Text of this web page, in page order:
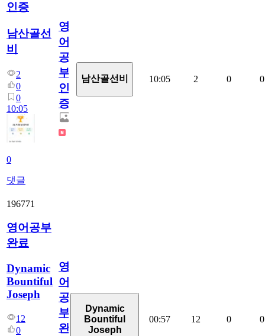
인증
남산골선
비
2
0
0
10:05
0
댓글
영
어
공
부
인
증
남산골선비 10:05 2 0 0
196771
영어공부
완료
Dynamic
Bountiful
Joseph
12
0
영
어
공
부
완
Dynamic
Bountiful
Joseph
00:57 12 0 0